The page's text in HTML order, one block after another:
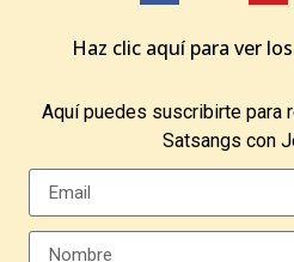
Haz clic aquí para ver
Aquí puedes suscribirte para
Satsangs con